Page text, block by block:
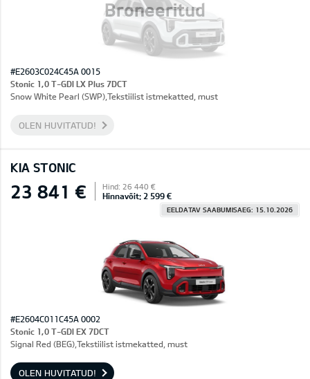
Broneeritud
#E2603C024C45A 0015
Stonic 1,0 T-GDI LX Plus 7DCT
Snow White Pearl (SWP),Tekstiilist istmekatted, must
OLEN HUVITATUD!
KIA STONIC
23 841 € Hind: 26 440 €
Hinnavõit: 2 599 €
EELDATAV SAABUMISAEG: 15.10.2026
#E2604C011C45A 0002
Stonic 1,0 T-GDI EX 7DCT
Signal Red (BEG),Tekstiilist istmekatted, must
OLEN HUVITATUD!